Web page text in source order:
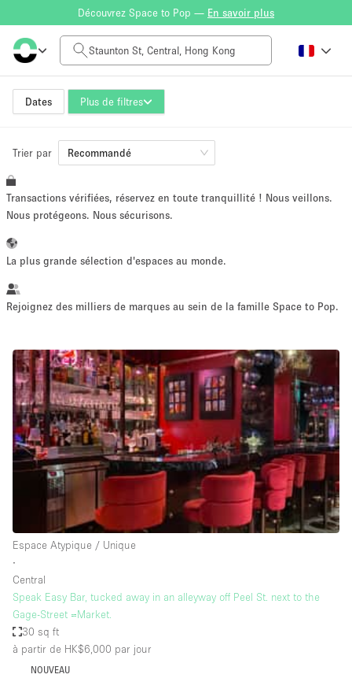
Découvrez Space to Pop — En savoir plus
Dates Plus de filtres
Tarif à la journée
HK$0
Taille de l'espace
~ 13 personnes
Vente au
détail
Showroom Événement Art Alimentation
Séance de
photo
Conférence Réunion Bureaux
Local
Commercial
Partagé
Type de l'espace
Atelier
Bateau
Trier par Recommandé
Transactions vérifiées, réservez en toute tranquillité ! Nous veillons.
Nous protégeons. Nous sécurisons.
La plus grande sélection d'espaces au monde.
Rejoignez des milliers de marques au sein de la famille Space to Pop.
Espace Atypique / Unique
∙
Central
Speak Easy Bar, tucked away in an alleyway off Peel St. next to the
Gage-Street =Market.
30 sq ft
à partir de HK$6,000 par jour
NOUVEAU